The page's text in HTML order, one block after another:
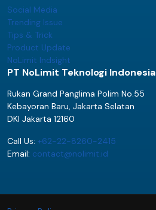
Social Media
Trending Issue
Tips & Trick
Product Update
NoLimit Indsight
PT NoLimit Teknologi Indonesia
Rukan Grand Panglima Polim No.55
Kebayoran Baru, Jakarta Selatan
DKI Jakarta 12160
Call Us: +62-22-8260-2415
Email: contact@nolimit.id